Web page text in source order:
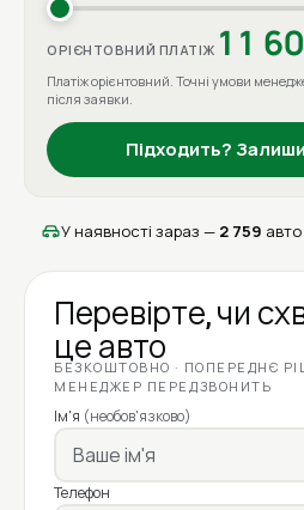
ОРІЄНТОВНИЙ ПЛАТІЖ 11
Платіж орієнтовний. Точні умови
після заявки.
Підходить?
У наявності зараз — 2 759
Перевірте, чи
це авто
БЕЗКОШТОВНО · ПОПЕРЕДНЄ
МЕНЕДЖЕР ПЕРЕДЗВОНИТЬ
Ім'я (необов'язково)
Телефон